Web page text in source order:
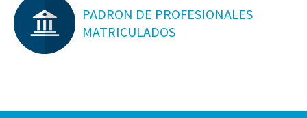
PADRON DE PROFESIONALES
MATRICULADOS